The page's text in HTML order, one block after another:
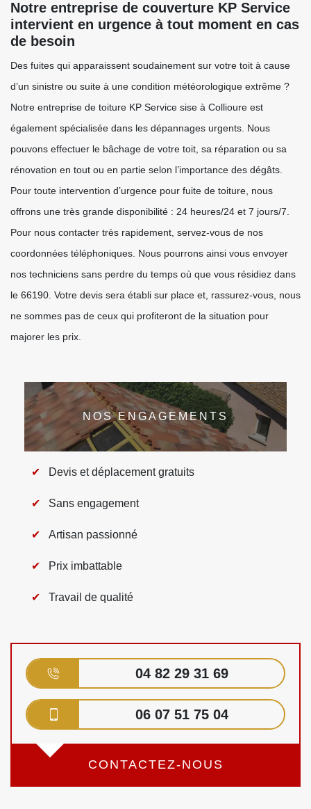
Notre entreprise de couverture KP Service
intervient en urgence à tout moment en cas
de besoin
Des fuites qui apparaissent soudainement sur votre toit à cause
d’un sinistre ou suite à une condition météorologique extrême ?
Notre entreprise de toiture KP Service sise à Collioure est
également spécialisée dans les dépannages urgents. Nous
pouvons effectuer le bâchage de votre toit, sa réparation ou sa
rénovation en tout ou en partie selon l’importance des dégâts.
Pour toute intervention d’urgence pour fuite de toiture, nous
offrons une très grande disponibilité : 24 heures/24 et 7 jours/7.
Pour nous contacter très rapidement, servez-vous de nos
coordonnées téléphoniques. Nous pourrons ainsi vous envoyer
nos techniciens sans perdre du temps où que vous résidiez dans
le 66190. Votre devis sera établi sur place et, rassurez-vous, nous
ne sommes pas de ceux qui profiteront de la situation pour
majorer les prix.
NOS ENGAGEMENTS
Devis et déplacement gratuits
Sans engagement
Artisan passionné
Prix imbattable
Travail de qualité
04 82 29 31 69
06 07 51 75 04
CONTACTEZ-NOUS